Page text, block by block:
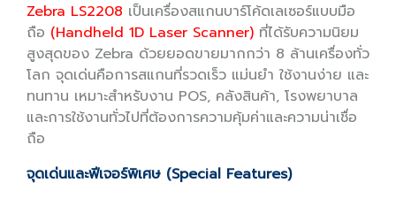
Zebra LS2208 เป็นเครื่องสแกนบาร์โค้ดเลเซอร์แบบมือ
ถือ (Handheld 1D Laser Scanner) ที่ได้รับความนิยม
สูงสุดของ Zebra ด้วยยอดขายมากกว่า 8 ล้านเครื่องทั่ว
โลก จุดเด่นคือการสแกนที่รวดเร็ว แม่นยำ ใช้งานง่าย และ
ทนทาน เหมาะสำหรับงาน POS, คลังสินค้า, โรงพยาบาล
และการใช้งานทั่วไปที่ต้องการความคุ้มค่าและความน่าเชื่อ
ถือ
จุดเด่นและฟีเจอร์พิเศษ (Special Features)